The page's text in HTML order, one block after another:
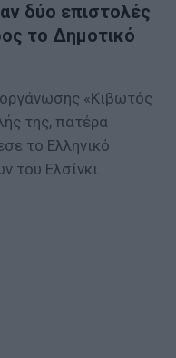
δύο επιστολές
το Δημοτικό
«Κιβωτός
της, πατέρα
το Ελληνικό
του Ελσίνκι.